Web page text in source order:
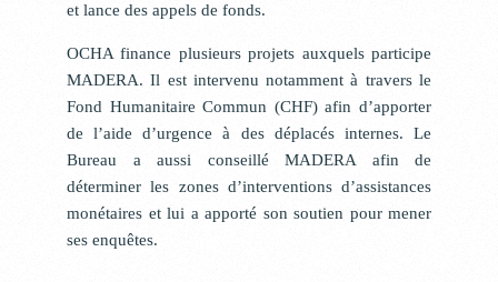
et lance des appels de fonds.
OCHA finance plusieurs projets auxquels participe
MADERA. Il est intervenu notamment à travers le
Fond Humanitaire Commun (CHF) afin d’apporter
de l’aide d’urgence à des déplacés internes. Le
Bureau a aussi conseillé MADERA afin de
déterminer les zones d’interventions d’assistances
monétaires et lui a apporté son soutien pour mener
ses enquêtes.